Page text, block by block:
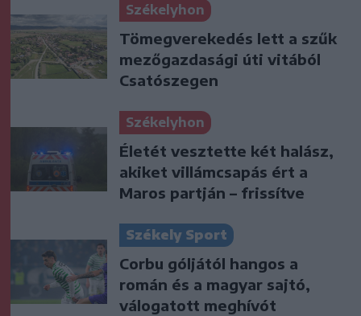
Székelyhon
Tömegverekedés lett a szűk
mezőgazdasági úti vitából
Csatószegen
Székelyhon
Életét vesztette két halász,
akiket villámcsapás ért a
Maros partján – frissítve
Székely Sport
Corbu góljától hangos a
román és a magyar sajtó,
válogatott meghívót